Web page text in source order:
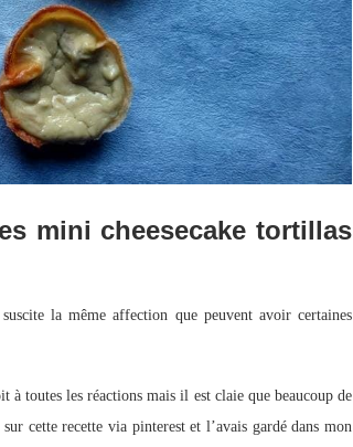
mini cheesecake tortillas
la même affection que peuvent avoir certaines
à toutes les réactions mais il est claie que beaucoup de
cette recette via pinterest et l’avais gardé dans mon